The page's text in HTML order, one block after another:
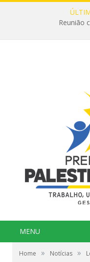
Reunião
MENU
Home » Notícias »